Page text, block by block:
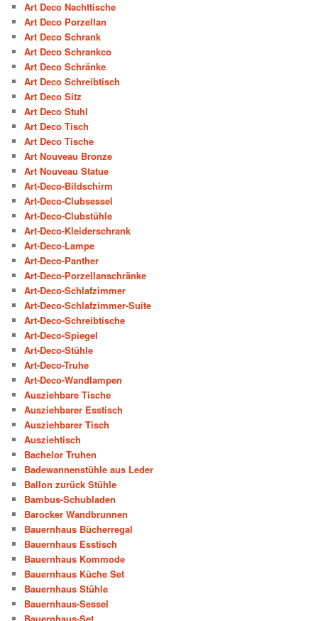
Art Deco Nachttische
Art Deco Porzellan
Art Deco Schrank
Art Deco Schrankco
Art Deco Schränke
Art Deco Schreibtisch
Art Deco Sitz
Art Deco Stuhl
Art Deco Tisch
Art Deco Tische
Art Nouveau Bronze
Art Nouveau Statue
Art-Deco-Bildschirm
Art-Deco-Clubsessel
Art-Deco-Clubstühle
Art-Deco-Kleiderschrank
Art-Deco-Lampe
Art-Deco-Panther
Art-Deco-Porzellanschränke
Art-Deco-Schlafzimmer
Art-Deco-Schlafzimmer-Suite
Art-Deco-Schreibtische
Art-Deco-Spiegel
Art-Deco-Stühle
Art-Deco-Truhe
Art-Deco-Wandlampen
Ausziehbare Tische
Ausziehbarer Esstisch
Ausziehbarer Tisch
Ausziehtisch
Bachelor Truhen
Badewannenstühle aus Leder
Ballon zurück Stühle
Bambus-Schubladen
Barocker Wandbrunnen
Bauernhaus Bücherregal
Bauernhaus Esstisch
Bauernhaus Kommode
Bauernhaus Küche Set
Bauernhaus Stühle
Bauernhaus-Sessel